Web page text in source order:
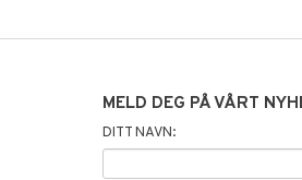
MELD DEG PÅ VÅRT
DITT NAVN: